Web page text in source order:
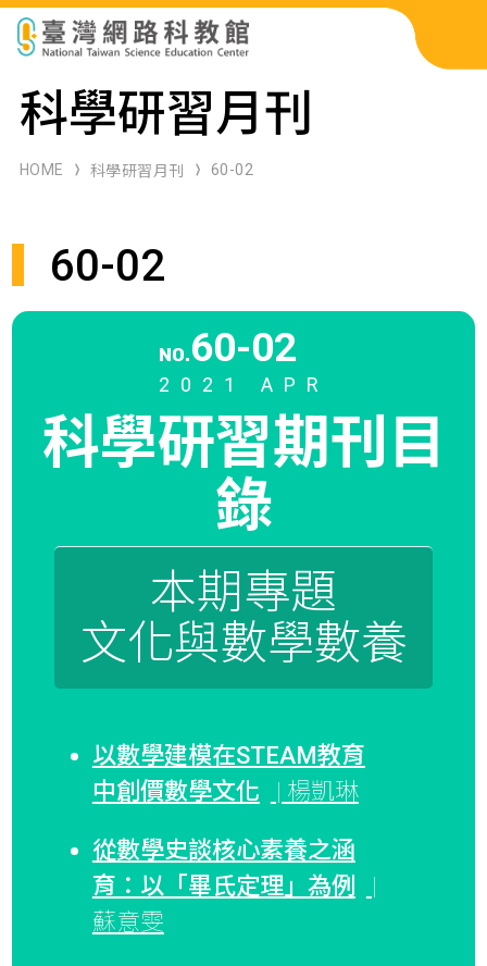
科展作品檢索
科學研習月刊
科學研習月刊
HOME 科學研習月刊 60-02
60-02
NO.60-02
2021 APR
科學研習期刊 目
錄
本期專題
文化與數學數養
以數學建模在STEAM教育
中創價數學文化
| 楊凱琳
從數學史談核心素養之涵
育：以「畢氏定理」為例
|
蘇意雯